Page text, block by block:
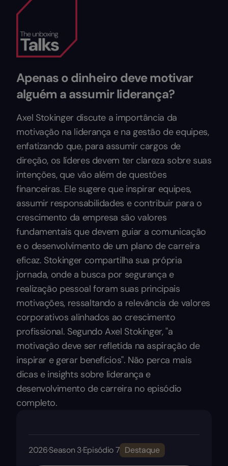
Apenas o dinheiro deve motivar
alguém a assumir liderança?
Axel Stokinger discute a importância da
motivação na liderança e na gestão de equipes,
enfatizando que, para assumir cargos de
direção, os líderes devem ter clareza sobre suas
intenções, que vão além de questões
financeiras. Ele sugere que inspirar equipes,
assumir responsabilidades e contribuir para o
crescimento da empresa são valores
fundamentais que devem guiar a comunicação
e o desenvolvimento de um plano de carreira
eficaz. Stokinger compartilha sua própria
jornada, onde a busca por segurança e
realização pessoal foram suas principais
motivações, ressaltando a relevância de valores
corporativos alinhados ao crescimento
profissional. Segundo Axel Stokinger, "a
motivação deve ser refletida na aspiração de
inspirar e gerar benefícios". Não perca mais
dicas e insights sobre liderança e
desenvolvimento de carreira no episódio
completo.
2026·Season 3·Episódio 7 Destaque